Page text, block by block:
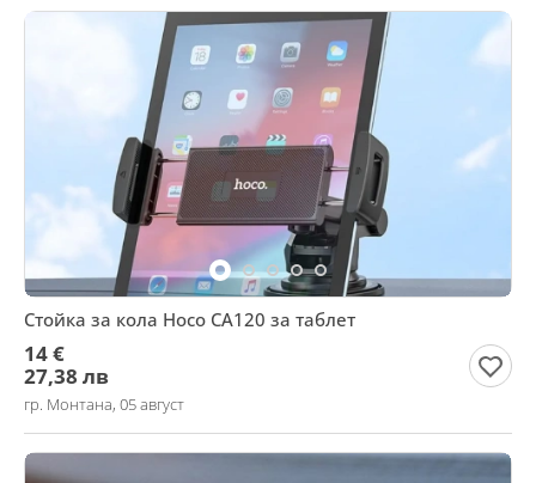
Стойка за кола Hoco CA120 за таблет
14 €
27,38 лв
гр. Монтана, 05 август